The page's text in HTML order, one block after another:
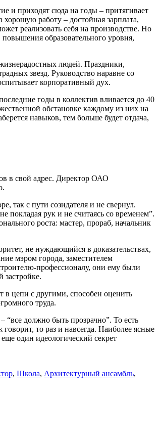
и приходят сюда на годы – притягивает
хорошую работу – достойная зарплата,
реализовать себя на производстве. Но
образовательного уровня,
людей. Праздники,
звезд. Руководство наравне со
корпоративный дух.
годы в коллектив вливается до 40
обстановке каждому из них на
навыков, тем больше будет отдача,
в свой адрес. Директор ОАО
так с пути созидателя и не свернул.
покладая рук и не считаясь со временем”.
роста: мастер, прораб, начальник
не нуждающийся в доказательствах,
мэром города, заместителем
профессионалу, они ему были
застройке.
в цепи с другими, способен оценить
труда.
должно быть прозрачно”. То есть
то раз и навсегда. Наиболее ясные
один идеологический секрет
, Школа, Архитектурный ансамбль,